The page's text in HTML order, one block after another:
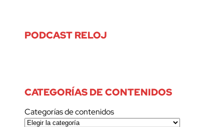
PODCAST RELOJ
CATEGORÍAS DE CONTENIDOS
Categorías de contenidos